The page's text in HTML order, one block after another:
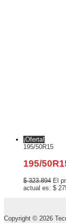
¡Oferta!
195/50R15
195/
$323.894 El
actual es: $
Copyright © 2026